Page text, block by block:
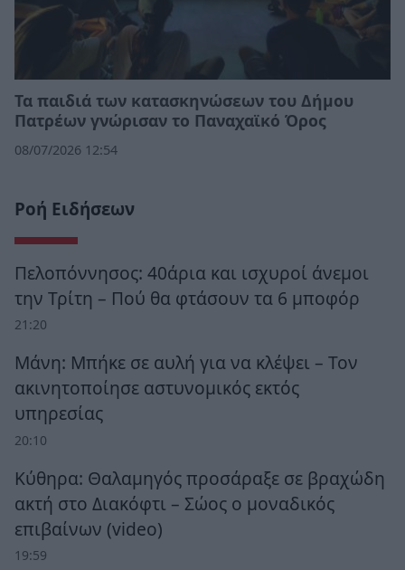
Τα παιδιά των κατασκηνώσεων του Δήμου
Πατρέων γνώρισαν το Παναχαϊκό Όρος
08/07/2026 12:54
Ροή Ειδήσεων
Πελοπόννησος: 40άρια και ισχυροί άνεμοι
την Τρίτη – Πού θα φτάσουν τα 6 μποφόρ
21:20
Μάνη: Μπήκε σε αυλή για να κλέψει – Τον
ακινητοποίησε αστυνομικός εκτός
υπηρεσίας
20:10
Κύθηρα: Θαλαμηγός προσάραξε σε βραχώδη
ακτή στο Διακόφτι – Σώος ο μοναδικός
επιβαίνων (video)
19:59